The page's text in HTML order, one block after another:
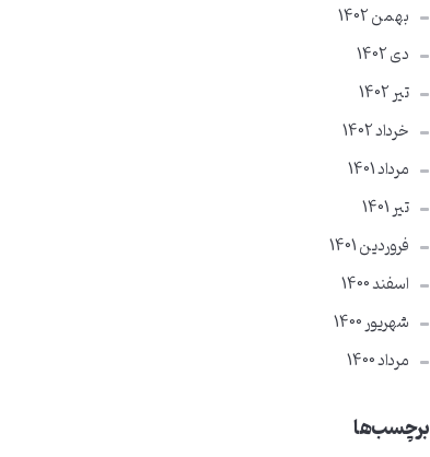
بهمن 1402
دی 1402
تير 1402
خرداد 1402
مرداد 1401
تير 1401
فروردین 1401
اسفند 1400
شهریور 1400
مرداد 1400
برچسب‌ها